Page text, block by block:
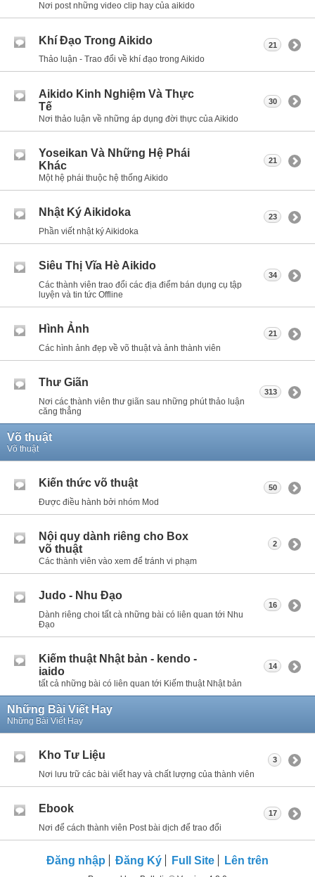
Nơi post những video clip hay của aikido
Khí Đạo Trong Aikido
Thảo luận - Trao đổi về khí đạo trong Aikido
21
Aikido Kinh Nghiệm Và Thực
Tế
Nơi thảo luận về những áp dụng đời thực của Aikido
30
Yoseikan Và Những Hệ Phái
Khác
Một hệ phái thuộc hệ thống Aikido
21
Nhật Ký Aikidoka
Phần viết nhật ký Aikidoka
23
Siêu Thị Vĩa Hè Aikido
Các thành viên trao đổi các địa điểm bán dụng cụ tập
luyện và tin tức Offline
34
Hình Ảnh
Các hình ảnh đẹp về võ thuật và ảnh thành viên
21
Thư Giãn
Nơi các thành viên thư giãn sau những phút thảo luận
căng thẳng
313
Võ thuật
Võ thuật
Kiến thức võ thuật
Được điều hành bởi nhóm Mod
50
Nội quy dành riêng cho Box
võ thuật
Các thành viên vào xem để tránh vi phạm
2
Judo - Nhu Đạo
Dành riêng choi tất cà những bài có liên quan tới Nhu
Đạo
16
Kiếm thuật Nhật bản - kendo -
iaido
tất cả những bài có liên quan tới Kiếm thuật Nhật bản
14
Những Bài Viết Hay
Những Bài Viết Hay
Kho Tư Liệu
Nơi lưu trữ các bài viết hay và chất lượng của thành viên
3
Ebook
Nơi để cách thành viên Post bài dịch để trao đổi
17
Đăng nhập Đăng Ký Full Site Lên trên